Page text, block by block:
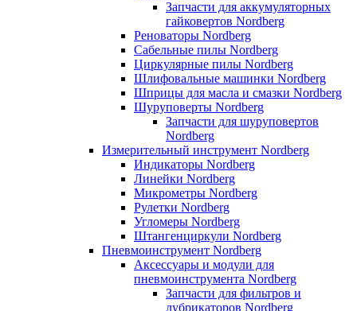
Запчасти для аккумуляторных
гайковертов Nordberg
Реноваторы Nordberg
Сабельные пилы Nordberg
Циркулярные пилы Nordberg
Шлифовальные машинки Nordberg
Шприцы для масла и смазки Nordberg
Шуруповерты Nordberg
Запчасти для шуруповертов
Nordberg
Измерительный инструмент Nordberg
Индикаторы Nordberg
Линейки Nordberg
Микрометры Nordberg
Рулетки Nordberg
Угломеры Nordberg
Штангенциркули Nordberg
Пневмоинструмент Nordberg
Аксессуары и модули для
пневмоинструмента Nordberg
Запчасти для фильтров и
лубрикаторов Nordberg